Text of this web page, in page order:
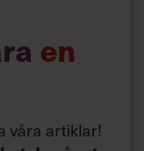
en
våra artiklar!